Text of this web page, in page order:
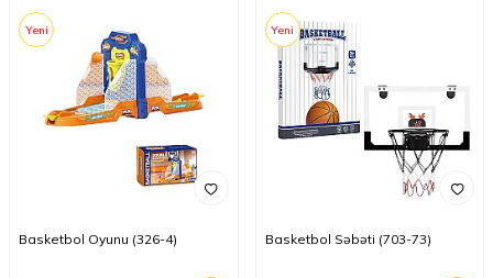
Yeni
Basketbol Oyunu (326-4)
Yeni
Basketbol Səbəti (703-73)